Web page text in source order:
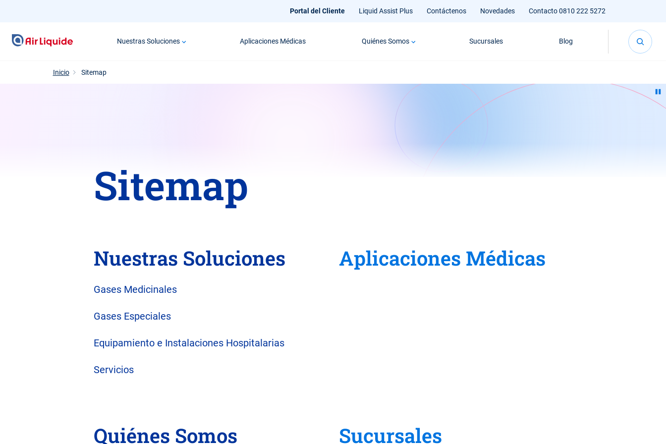
contenido
principal
Portal del Cliente Liquid Assist Plus Contáctenos Novedades Contacto 0810 222 5272
Nuestras Soluciones Aplicaciones Médicas Quiénes Somos Sucursales Blog
Inicio Sitemap
Sitemap
Nuestras Soluciones
Gases Medicinales
Gases Especiales
Equipamiento e Instalaciones Hospitalarias
Servicios
Aplicaciones Médicas
Quiénes Somos Sucursales